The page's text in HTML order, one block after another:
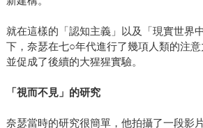
就在這樣的「認知主義」以及「現實世界
下，奈瑟在七○年代進行了幾項人類的注
並促成了後續的大猩猩實驗。
「視而不見」的研究
奈瑟當時的研究很簡單，他拍攝了一段影